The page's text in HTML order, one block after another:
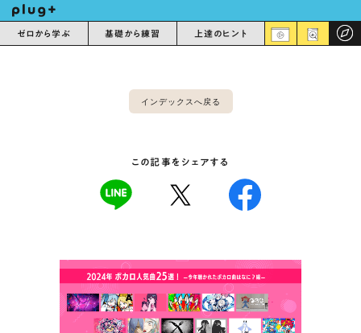
ゼロから学ぶ 基礎から練習 上達のヒント
インデックスへ戻る
この記事をシェアする